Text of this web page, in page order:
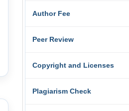
Author Fee
Peer Review
Copyright and Licenses
Plagiarism Check